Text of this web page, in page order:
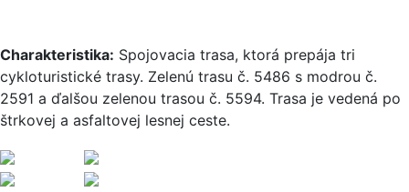
Charakteristika: Spojovacia trasa, ktorá prepája tri
cykloturistické trasy. Zelenú trasu č. 5486 s modrou č.
2591 a ďalšou zelenou trasou č. 5594. Trasa je vedená po
štrkovej a asfaltovej lesnej ceste.